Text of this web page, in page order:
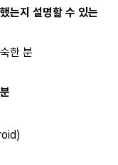
는지 설명할 수 있는
한 분